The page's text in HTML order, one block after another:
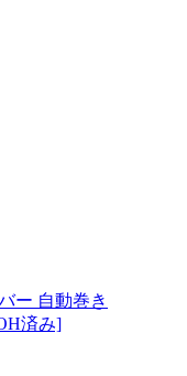
ー 自動巻き
済み]